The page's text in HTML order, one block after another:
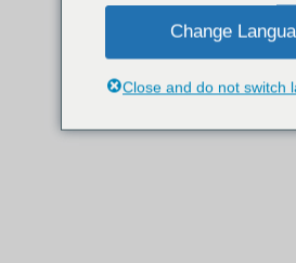
Change
Close and do not switch